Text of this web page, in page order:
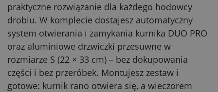
praktyczne rozwiązanie dla każdego hodowcy
drobiu. W komplecie dostajesz automatyczny
system otwierania i zamykania kurnika DUO PRO
oraz aluminiowe drzwiczki przesuwne w
rozmiarze S (22 × 33 cm) – bez dokupowania
części i bez przeróbek. Montujesz zestaw i
gotowe: kurnik rano otwiera się, a wieczorem